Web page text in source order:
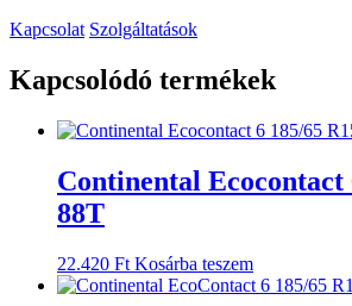
Kapcsolat Szolgáltatások
Kapcsolódó termékek
Continental Ecocontact
88T
22.420 Ft Kosárba teszem